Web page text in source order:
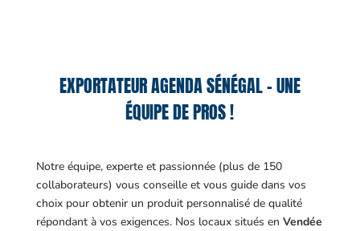
EXPORTATEUR AGENDA SÉNÉGAL – UNE
ÉQUIPE DE PROS !
Notre équipe, experte et passionnée (plus de 150
collaborateurs) vous conseille et vous guide dans vos
choix pour obtenir un produit personnalisé de qualité
répondant à vos exigences. Nos locaux situés en Vendée